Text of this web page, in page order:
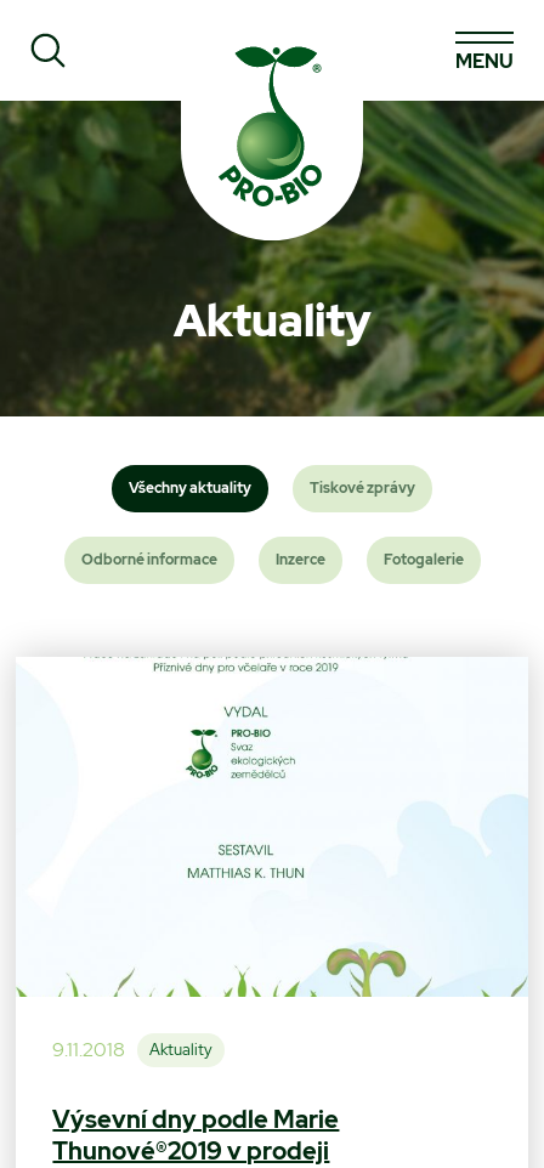
Prohledat PRO-BIO
MENU
Aktuality
Všechny aktuality Tiskové zprávy
Odborné informace Inzerce Fotogalerie
9.11.2018 Aktuality
Výsevní dny podle Marie
Thunové®2019 v prodeji